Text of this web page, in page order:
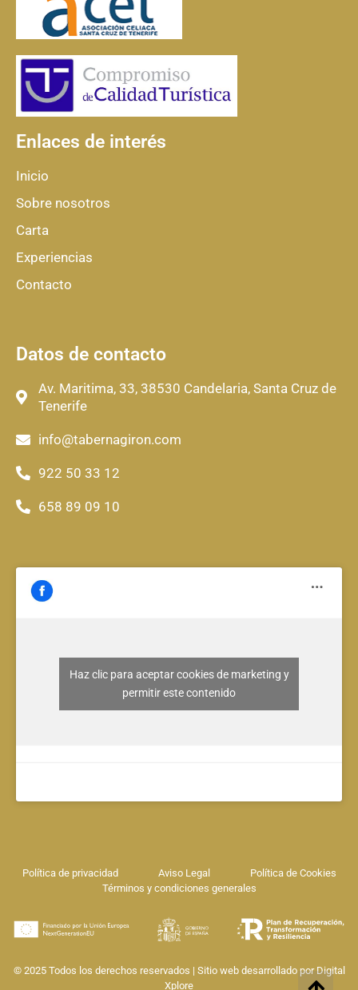
Enlaces de interés
Inicio
Sobre nosotros
Carta
Experiencias
Contacto
Datos de contacto
Av. Maritima, 33, 38530 Candelaria, Santa Cruz de
Tenerife
info@tabernagiron.com
922 50 33 12
658 89 09 10
Haz clic para aceptar cookies de marketing y
permitir este contenido
Política de privacidad Aviso Legal
Política de Cookies
Términos y condiciones generales
© 2025 Todos los derechos reservados | Sitio web desarrollado porDigital
Xplore